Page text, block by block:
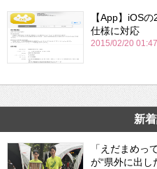
【App】iOS
仕様に対応
2015/02/20 01:47
新
「えだまめっ
が“県外に出し